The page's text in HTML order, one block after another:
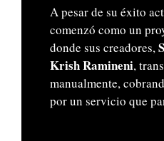
A pesar de su éxito
comenzó como un
donde sus creadores,
Krish Ramineni,
manualmente,
por un servicio que